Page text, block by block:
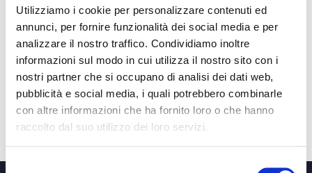
Utilizziamo i cookie per personalizzare contenuti ed
annunci, per fornire funzionalità dei social media e per
analizzare il nostro traffico. Condividiamo inoltre
informazioni sul modo in cui utilizza il nostro sito con i
nostri partner che si occupano di analisi dei dati web,
pubblicità e social media, i quali potrebbero combinarle
con altre informazioni che ha fornito loro o che hanno
raccolto dal suo utilizzo dei loro servizi.
Selezione
INGRAM ships anywhere in Italy by express courier (BRT) within 8 days of
accepting the order.
Shipping in Italy is always free and insured.
During national holidays, there may be some delays in deliveries due to
factories being closed.